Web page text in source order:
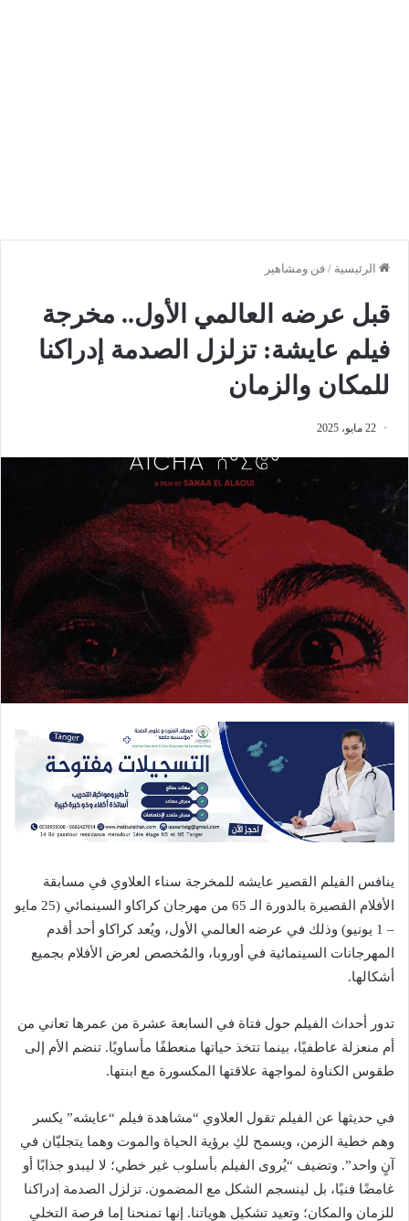
الرئيسية / فن ومشاهير
قبل عرضه العالمي الأول.. مخرجة
فيلم عايشة: تزلزل الصدمة إدراكنا
للمكان والزمان
22 مايو، 2025
ينافس الفيلم القصير عايشه للمخرجة سناء العلاوي في مسابقة
الأفلام القصيرة بالدورة الـ 65 من مهرجان كراكاو السينمائي (25 مايو
– 1 يونيو) وذلك في عرضه العالمي الأول، ويُعد كراكاو أحد أقدم
المهرجانات السينمائية في أوروبا، والمُخصص لعرض الأفلام بجميع
أشكالها.
تدور أحداث الفيلم حول فتاة في السابعة عشرة من عمرها تعاني من
أم منعزلة عاطفيًا، بينما تتخذ حياتها منعطفًا مأساويًا. تنضم الأم إلى
طقوس الكناوة لمواجهة علاقتها المكسورة مع ابنتها.
في حديثها عن الفيلم تقول العلاوي “مشاهدة فيلم “عايشه” يكسر
وهم خطية الزمن، ويسمح لكِ برؤية الحياة والموت وهما يتجليّان في
آنٍ واحد”. وتضيف “يُروى الفيلم بأسلوب غير خطي؛ لا ليبدو جذابًا أو
غامضًا فنيًا، بل لينسجم الشكل مع المضمون. تزلزل الصدمة إدراكنا
للزمان والمكان؛ وتعيد تشكيل هوياتنا. إنها تمنحنا إما فرصة التخلي